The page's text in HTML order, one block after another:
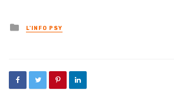
Posted in
L'INFO PSY